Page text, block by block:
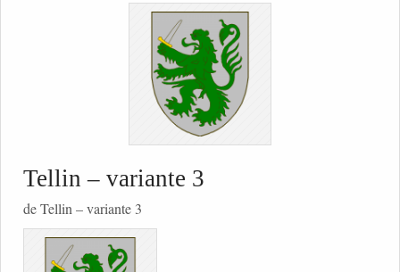
Tellin – variante 3
de Tellin – variante 3